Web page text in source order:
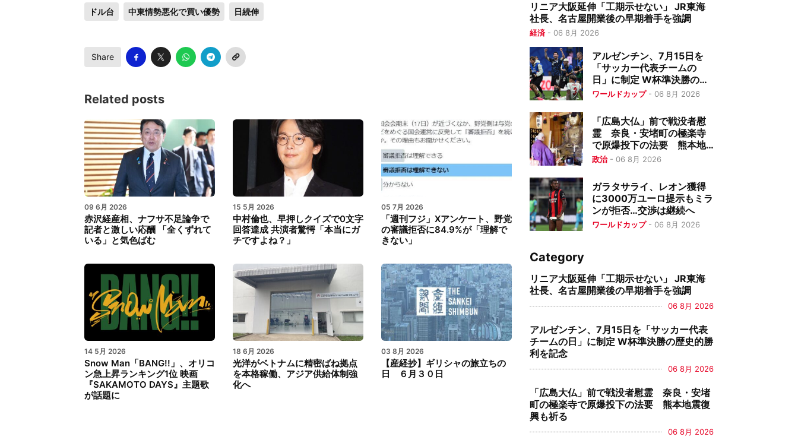
ドル台 中東情勢悪化で買い優勢 日続伸
Share
Related posts
09 6月 2026
赤沢経産相、ナフサ不足論争で
記者と激しい応酬 「全くずれて
いる」と気色ばむ
15 5月 2026
中村倫也、早押しクイズで0文字
回答達成 共演者驚愕「本当にガ
チですよね？」
05 7月 2026
「週刊フジ」Xアンケート、野党
の審議拒否に84.9%が「理解で
きない」
14 5月 2026
Snow Man「BANG!!」、オリコ
ン急上昇ランキング1位 映画
『SAKAMOTO DAYS』主題歌
が話題に
18 6月 2026
光洋がベトナムに精密ばね拠点
を本格稼働、アジア供給体制強
化へ
03 8月 2026
【産経抄】ギリシャの旅立ちの
日 ６月３０日
リニア大阪延伸「工期示せない」 JR東海
社長、名古屋開業後の早期着手を強調
経済 - 06 8月 2026
アルゼンチン、7月15日を
「サッカー代表チームの
日」に制定 W杯準決勝の歴
史的勝利を記念
ワールドカップ- 06 8月 2026
「広島大仏」前で戦没者慰
霊 奈良・安堵町の極楽寺
で原爆投下の法要 熊本地
震復興も祈る
政治- 06 8月 2026
ガラタサライ、レオン獲得
に3000万ユーロ提示もミラ
ンが拒否…交渉は継続へ
ワールドカップ- 06 8月 2026
Category
リニア大阪延伸「工期示せない」 JR東海
社長、名古屋開業後の早期着手を強調
06 8月 2026
アルゼンチン、7月15日を「サッカー代表
チームの日」に制定 W杯準決勝の歴史的勝
利を記念
06 8月 2026
「広島大仏」前で戦没者慰霊 奈良・安堵
町の極楽寺で原爆投下の法要 熊本地震復
興も祈る
06 8月 2026